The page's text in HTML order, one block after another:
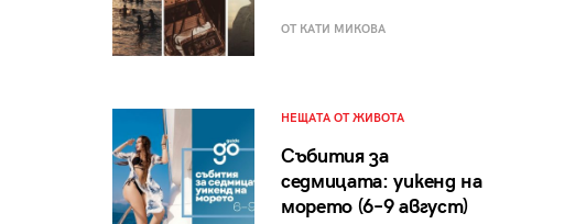
ОТ КАТИ МИКОВА
НЕЩАТА ОТ ЖИВОТА
Събития за
седмицата: уикенд на
морето (6–9 август)